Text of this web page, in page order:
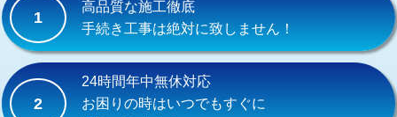
交換・取付(単水栓（壁付・デッキ
式）)
13,200円+材料費
交換・取付(混合水栓（壁付・デッキ
式・ワンホール）)
1
高品質な施工徹底
手続き工事は絶対に致しません！
2
24時間年中無休対応
お困りの時はいつでもすぐに